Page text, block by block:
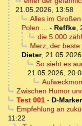
21.05.2026, 13:58
Alles im
Polen ... - Reffke,
die 5.000
Merz, der
Dieter,
So sieht es
21.05.2026,
Zwischen Humor
Test 001- D-Marker
Empfehlung an
11:22